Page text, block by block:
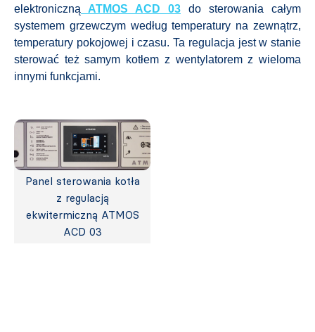
elektroniczną ATMOS ACD 03 do sterowania całym
systemem grzewczym według temperatury na zewnątrz,
temperatury pokojowej i czasu. Ta regulacja jest w stanie
sterować też samym kotłem z wentylatorem z wieloma
innymi funkcjami.
Panel sterowania kotła
z regulacją
ekwitermiczną ATMOS
ACD 03